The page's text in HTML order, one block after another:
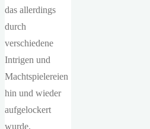
das allerdings
durch
verschiedene
Intrigen und
Machtspielereien
hin und wieder
aufgelockert
wurde.